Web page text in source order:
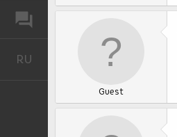
RU
Guest